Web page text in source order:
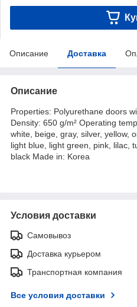
Описание Доставка
Описание
Properties: Polyurethane doors
Density: 650 g/m² Operating
white, beige, gray, silver, yellow,
light blue, light green, pink, lilac,
black Made in: Korea
Условия доставки
Самовывоз
Доставка курьером
Транспортная компания
Все условия доставки